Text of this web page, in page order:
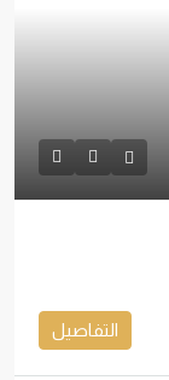
التفاصيل